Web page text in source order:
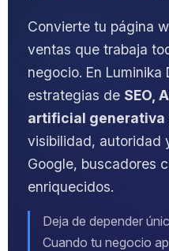
Convierte tu página
ventas que trabaja
negocio. En
estrategias de SEO,
artificial generativa
visibilidad, autoridad
Google, buscadores
enriquecidos.
Deja de depender
Cuando tu negocio